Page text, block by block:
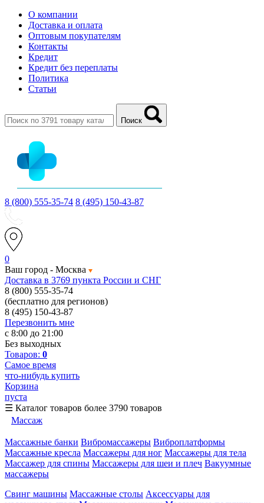
О компании
Доставка и оплата
Оптовым покупателям
Контакты
Кредит
Кредит без переплаты
Политика
Статьи
Поиск
8 (800) 555-35-74 8 (495) 150-43-87
0
Ваш город - Москва
Доставка в 3769 пункта России и СНГ
8 (800) 555-35-74
(бесплатно для регионов)
8 (495) 150-43-87
Перезвонить мне
с 8:00 до 21:00
Без выходных
Товаров: 0
Самое время
что-нибудь купить
Корзина
пуста
☰ Каталог товаров более 3790 товаров
Массаж
Массажные банки Вибромассажеры Виброплатформы
Массажные кресла Массажеры для ног Массажеры для тела
Массажер для спины Массажеры для шеи и плеч Вакуумные
массажеры
Свинг машины Массажные столы Аксессуары для